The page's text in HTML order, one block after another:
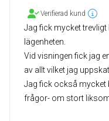
Verifierad kund
Jag fick mycket
lägenheten.
Vid visningen fick jag
av allt vilket jag
Jag fick också mycket
frågor- om stort